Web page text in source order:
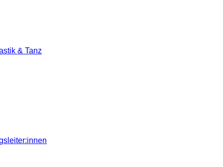
& Tanz